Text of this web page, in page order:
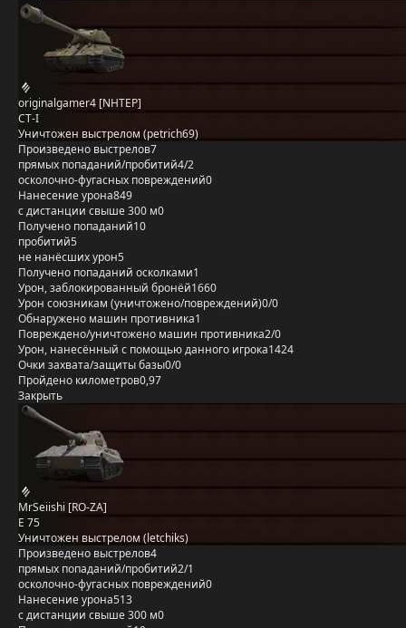
originalgamer4 [NHTEP]
СТ-I
Уничтожен выстрелом (petrich69)
Произведено выстрелов7
прямых попаданий/пробитий4/2
осколочно-фугасных повреждений0
Нанесение урона849
с дистанции свыше 300 м0
Получено попаданий10
пробитий5
не нанёсших урон5
Получено попаданий осколками1
Урон, заблокированный бронёй1660
Урон союзникам (уничтожено/повреждений)0/0
Обнаружено машин противника1
Повреждено/уничтожено машин противника2/0
Урон, нанесённый с помощью данного игрока1424
Очки захвата/защиты базы0/0
Пройдено километров0,97
Закрыть
MrSeiishi [RO-ZA]
E 75
Уничтожен выстрелом (letchiks)
Произведено выстрелов4
прямых попаданий/пробитий2/1
осколочно-фугасных повреждений0
Нанесение урона513
с дистанции свыше 300 м0